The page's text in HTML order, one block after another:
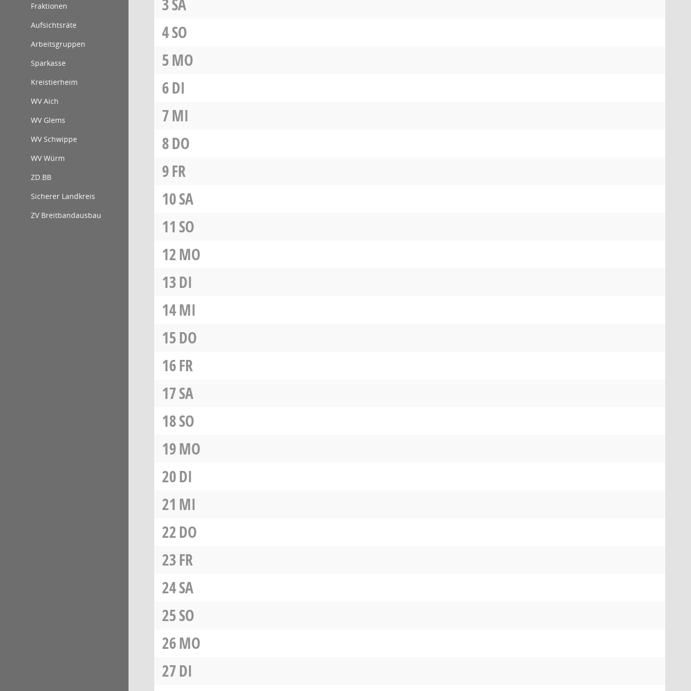
Fraktionen
Aufsichtsräte
Arbeitsgruppen
Sparkasse
Kreistierheim
WV Aich
WV Glems
WV Schwippe
WV Würm
ZD.BB
Sicherer Landkreis
ZV Breitbandausbau
3SA
4SO
5MO
6DI
7MI
8DO
9FR
10SA
11 SO
12MO
13DI
14MI
15DO
16FR
17SA
18SO
19MO
20DI
21 MI
22DO
23FR
24SA
25SO
26MO
27DI